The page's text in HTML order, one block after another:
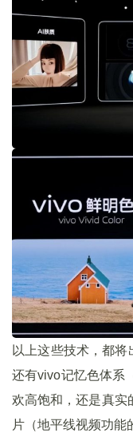
以上这些技术，都
还有vivo记忆色体系
欢高饱和，还是真实
片（地平线视频功